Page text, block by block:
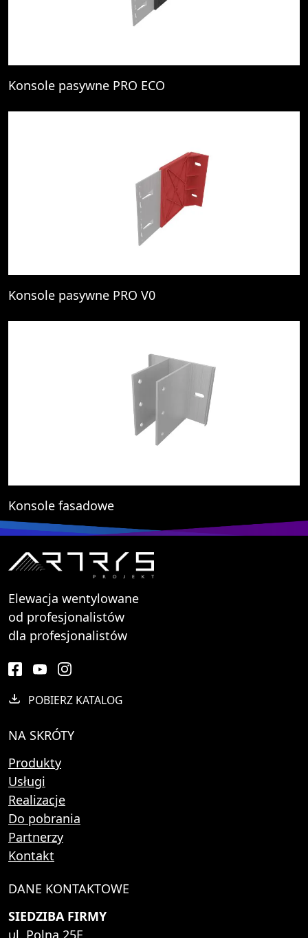
Konsole pasywne PRO ECO
Konsole pasywne PRO V0
Konsole fasadowe
Elewacja wentylowane
od profesjonalistów
dla profesjonalistów
POBIERZ KATALOG
NA SKRÓTY
Produkty
Usługi
Realizacje
Do pobrania
Partnerzy
Kontakt
DANE KONTAKTOWE
SIEDZIBA FIRMY
ul. Polna 25E